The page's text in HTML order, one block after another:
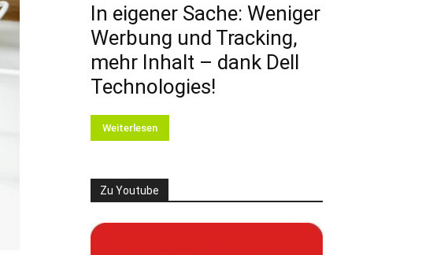
In eigener Sache: Weniger
Werbung und Tracking,
mehr Inhalt – dank Dell
Technologies!
Weiterlesen
Zu Youtube